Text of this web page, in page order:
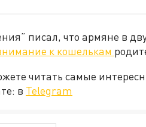
писал, что армяне в
к кошелькам
читать самые
в Telegram